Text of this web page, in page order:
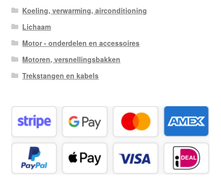
Koeling, verwarming, airconditioning
Lichaam
Motor - onderdelen en accessoires
Motoren, versnellingsbakken
Trekstangen en kabels